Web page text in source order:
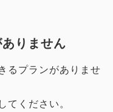
りません
るプランがありませ
てください。